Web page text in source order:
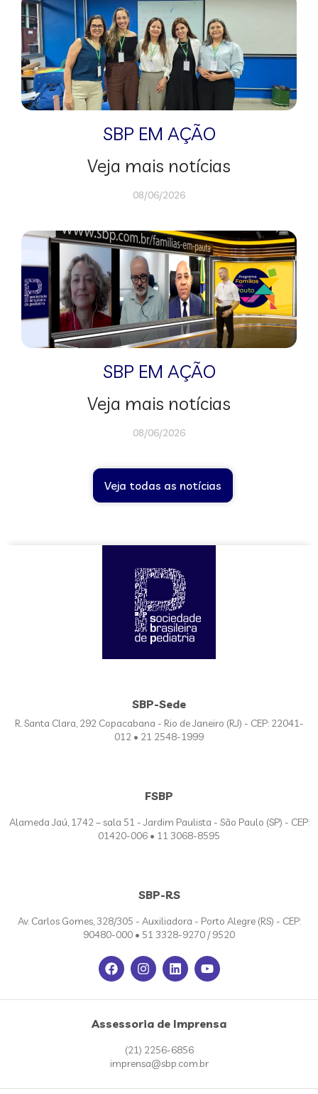
SBP EM AÇÃO
Veja mais notícias
08/06/2026
SBP EM AÇÃO
Veja mais notícias
08/06/2026
Veja todas as notícias
SBP-Sede
R. Santa Clara, 292 Copacabana - Rio de Janeiro (RJ) - CEP: 22041-
012 • 21 2548-1999
FSBP
Alameda Jaú, 1742 – sala 51 - Jardim Paulista - São Paulo (SP) - CEP:
01420-006 • 11 3068-8595
SBP-RS
Av. Carlos Gomes, 328/305 - Auxiliadora - Porto Alegre (RS) - CEP:
90480-000 • 51 3328-9270 / 9520
Assessoria de Imprensa
(21) 2256-6856
imprensa@sbp.com.br